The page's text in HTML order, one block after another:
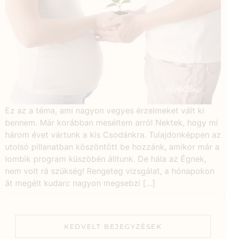
Ez az a téma, ami nagyon vegyes érzelmeket vált ki
bennem. Már korábban meséltem arról Nektek, hogy mi
három évet vártunk a kis Csodánkra. Tulajdonképpen az
utolsó pillanatban köszöntött be hozzánk, amikor már a
lombik program küszöbén álltunk. De hála az Égnek,
nem volt rá szükség! Rengeteg vizsgálat, a hónapokon
át megélt kudarc nagyon megsebzi […]
KEDVELT BEJEGYZÉSEK